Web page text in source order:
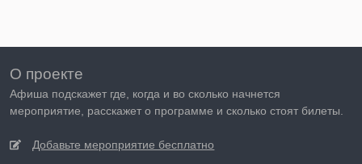
О проекте
Афиша подскажет где, когда и во сколько начнется
мероприятие, расскажет о программе и сколько стоят билеты.
Добавьте мероприятие бесплатно